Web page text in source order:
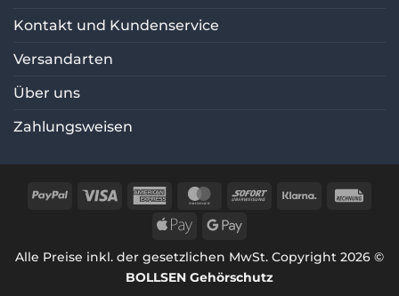
Kontakt und Kundenservice
Versandarten
Über uns
Zahlungsweisen
PayPal Visa
American
Express
MasterCard
Sofort Klarna
Apple
Google
Alle Preise inkl. der gesetzlichen MwSt. Copyright 2026 ©
BOLLSEN Gehörschutz